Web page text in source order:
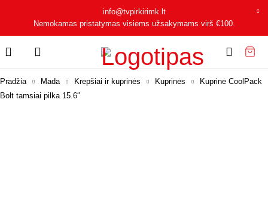
info@tvpirkirimk.lt
Nemokamas pristatymas visiems užsakymams virš €100.
Pradžia Mada Krepšiai ir kuprinės Kuprinės
Kuprinė CoolPack
Bolt tamsiai pilka 15.6″